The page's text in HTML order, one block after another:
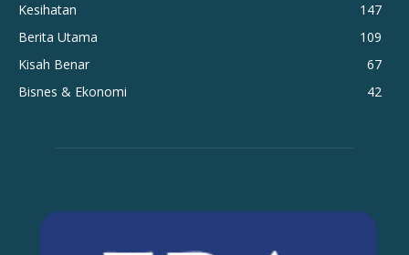
Kesihatan
147
Berita Utama
109
Kisah Benar
67
Bisnes & Ekonomi
42